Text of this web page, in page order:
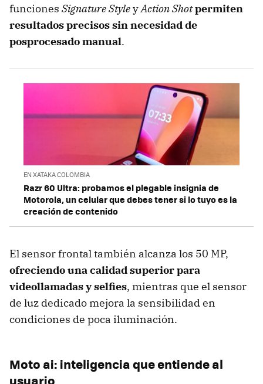
funciones Signature StyleyAction Shotpermiten
resultados precisos sin necesidad de
posprocesado manual.
EN XATAKA COLOMBIA
Razr 60 Ultra: probamos el plegable insignia de
Motorola, un celular que debes tener si lo tuyo es la
creación de contenido
El sensor frontal también alcanza los 50 MP,
ofreciendo una calidad superior para
videollamadas y selfies, mientras que el sensor
de luz dedicado mejora la sensibilidad en
condiciones de poca iluminación.
Moto ai: inteligencia que entiende al